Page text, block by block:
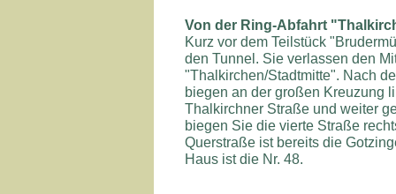
Von der Ring-Abfahrt
Kurz vor dem Teilstück
den Tunnel. Sie verlassen den
"Thalkirchen/Stadtmitte". Nach
biegen an der großen Kreuzung
Thalkirchner Straße und weiter
biegen Sie die vierte Straße
Querstraße ist bereits die
Haus ist die Nr. 48.